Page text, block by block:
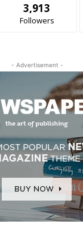
3,913
Followers
- Advertisement -